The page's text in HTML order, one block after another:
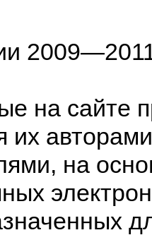
на сайте
их
на